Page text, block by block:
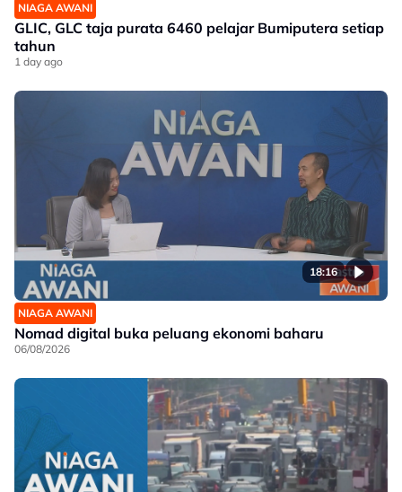
NIAGA AWANI
GLIC, GLC taja purata 6460 pelajar Bumiputera setiap
tahun
1 day ago
18:16
NIAGA AWANI
Nomad digital buka peluang ekonomi baharu
06/08/2026